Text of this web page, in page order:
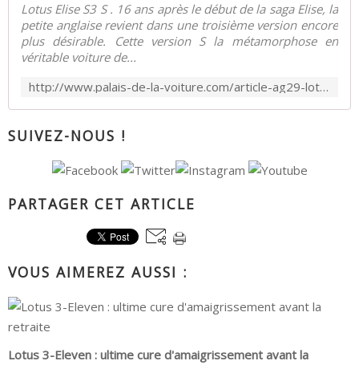
Lotus Elise S3 S . 16 ans après le début de la saga Elise, la
petite anglaise revient dans une troisième version encore
plus désirable. Cette version S la métamorphose en
véritable voiture de...
http://www.palais-de-la-voiture.com/article-ag29-lotus-elise-s3-s-117517713.html
SUIVEZ-NOUS !
PARTAGER CET ARTICLE
VOUS AIMEREZ AUSSI :
Lotus 3-Eleven : ultime cure d'amaigrissement avant la